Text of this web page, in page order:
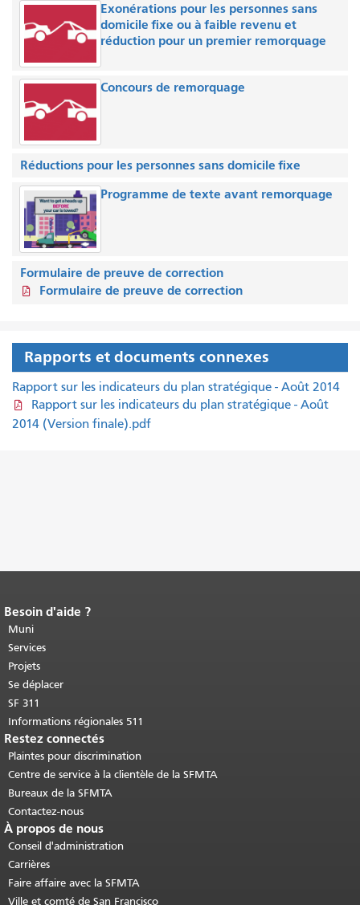
Exonérations pour les personnes sans
domicile fixe ou à faible revenu et
réduction pour un premier remorquage
Concours de remorquage
Réductions pour les personnes sans domicile fixe
Programme de texte avant remorquage
Formulaire de preuve de correction
Formulaire de preuve de correction
Rapports et documents connexes
Rapport sur les indicateurs du plan stratégique - Août 2014
Rapport sur les indicateurs du plan stratégique - Août
2014 (Version finale).pdf
Fin du contenu de la page.
cette page se répète sur chaque page.
Retour au haut du contenu principal
Besoin d'aide ?
Muni
Services
Projets
Se déplacer
SF 311
Informations régionales 511
Restez connectés
Plaintes pour discrimination
Centre de service à la clientèle de la SFMTA
Bureaux de la SFMTA
Contactez-nous
À propos de nous
Conseil d'administration
Carrières
Faire affaire avec la SFMTA
Ville et comté de San Francisco